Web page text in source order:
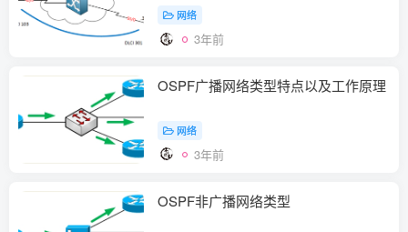
网络
3年前
OSPF广播网络类型特点以及工作原理
网络
3年前
OSPF非广播网络类型